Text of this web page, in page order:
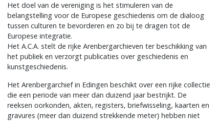
Het doel van de vereniging is het stimuleren van de
belangstelling voor de Europese geschiedenis om de dialoog
tussen culturen te bevorderen en zo bij te dragen tot de
Europese integratie.
Het A.C.A. stelt de rijke Arenbergarchieven ter beschikking van
het publiek en verzorgt publicaties over geschiedenis en
kunstgeschiedenis.
Het Arenbergarchief in Edingen beschikt over een rijke collectie
die een periode van meer dan duizend jaar bestrijkt. De
reeksen oorkonden, akten, registers, briefwisseling, kaarten en
gravures (meer dan duizend strekkende meter) hebben niet